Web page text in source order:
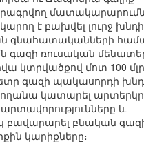
է բախվել լուրջ
գնահատականների
գազի ռուսական
կտրվածքով մոտ 100
գազի պակասորդի
կատարել
և
բավարարել բնական
կարիքները։